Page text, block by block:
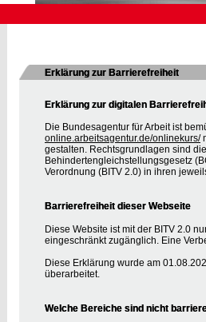
Erklärung zur Barrierefreiheit
Erklärung zur digitalen
Die Bundesagentur für Arbeit ist
online.arbeitsagentur.de/onlinekurs/
gestalten. Rechtsgrundlagen sind
Behindertengleichstellungsgesetz
Verordnung (BITV 2.0) in ihren
Barrierefreiheit dieser Webseite
Diese Website ist mit der BITV 2.0
eingeschränkt zugänglich. Eine
Diese Erklärung wurde am
überarbeitet.
Welche Bereiche sind nicht